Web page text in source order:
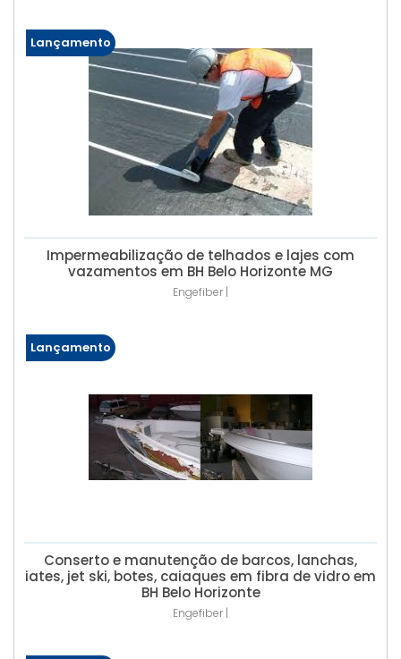
Lançamento
Impermeabilização de telhados e lajes com
vazamentos em BH Belo Horizonte MG
Engefiber |
Lançamento
Conserto e manutenção de barcos, lanchas,
iates, jet ski, botes, caiaques em fibra de vidro em
BH Belo Horizonte
Engefiber |